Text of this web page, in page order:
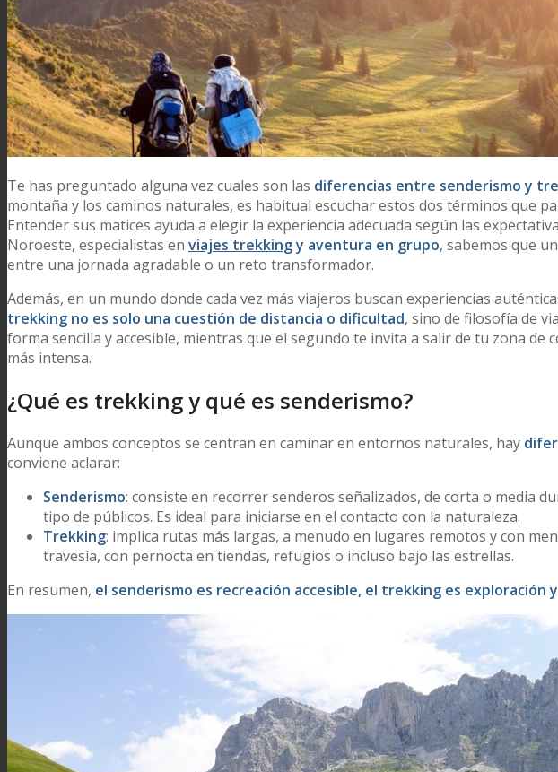
Te has preguntado alguna vez cuales son las diferencias entre senderismo y
montaña y los caminos naturales, es habitual escuchar estos dos términos que
Entender sus matices ayuda a elegir la experiencia adecuada según las
Noroeste, especialistas en viajes trekkingy aventura en grupo, sabemos que
entre una jornada agradable o un reto transformador.
Además, en un mundo donde cada vez más viajeros buscan experiencias
trekking no es solo una cuestión de distancia o dificultad, sino de filosofía de
forma sencilla y accesible, mientras que el segundo te invita a salir de tu zona
más intensa.
¿Qué es trekking y qué es senderismo?
Aunque ambos conceptos se centran en caminar en entornos naturales, hay
conviene aclarar:
Senderismo: consiste en recorrer senderos señalizados, de corta o media
tipo de públicos. Es ideal para iniciarse en el contacto con la naturaleza.
Trekking: implica rutas más largas, a menudo en lugares remotos y con
travesía, con pernocta en tiendas, refugios o incluso bajo las estrellas.
En resumen, el senderismo es recreación accesible, el trekking es exploración